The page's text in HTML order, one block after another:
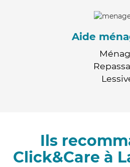
Aide
Ils
Click&Care à